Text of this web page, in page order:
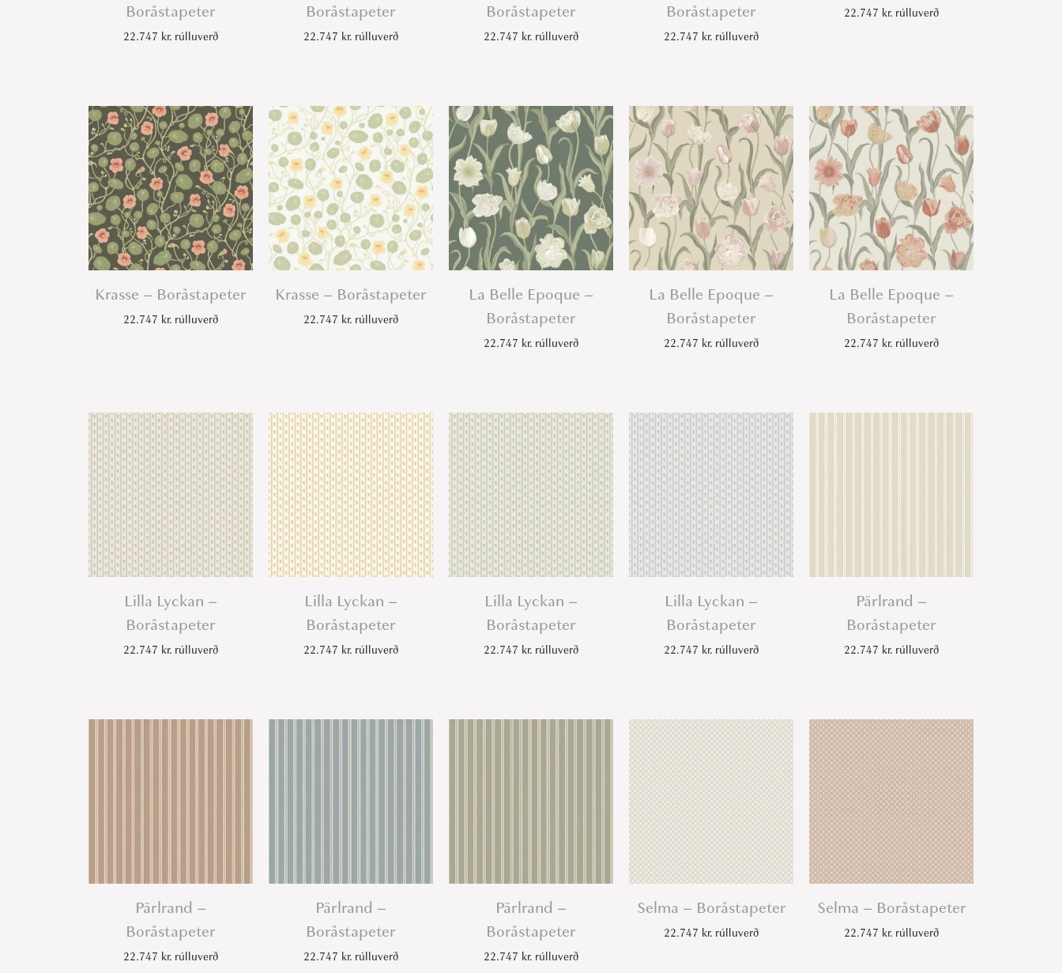
Boråstapeter
22.747 kr. rúlluverð
Boråstapeter
22.747 kr. rúlluverð
Boråstapeter
22.747 kr. rúlluverð
Boråstapeter
22.747 kr. rúlluverð
22.747 kr. rúlluverð
Krasse – Boråstapeter
22.747 kr. rúlluverð
Krasse – Boråstapeter
22.747 kr. rúlluverð
La Belle Epoque –
Boråstapeter
22.747 kr. rúlluverð
La Belle Epoque –
Boråstapeter
22.747 kr. rúlluverð
La Belle Epoque –
Boråstapeter
22.747 kr. rúlluverð
Lilla Lyckan –
Boråstapeter
22.747 kr. rúlluverð
Lilla Lyckan –
Boråstapeter
22.747 kr. rúlluverð
Lilla Lyckan –
Boråstapeter
22.747 kr. rúlluverð
Lilla Lyckan –
Boråstapeter
22.747 kr. rúlluverð
Pärlrand –
Boråstapeter
22.747 kr. rúlluverð
Pärlrand –
Boråstapeter
22.747 kr. rúlluverð
Pärlrand –
Boråstapeter
22.747 kr. rúlluverð
Pärlrand –
Boråstapeter
22.747 kr. rúlluverð
Selma – Boråstapeter
22.747 kr. rúlluverð
Selma – Boråstapeter
22.747 kr. rúlluverð